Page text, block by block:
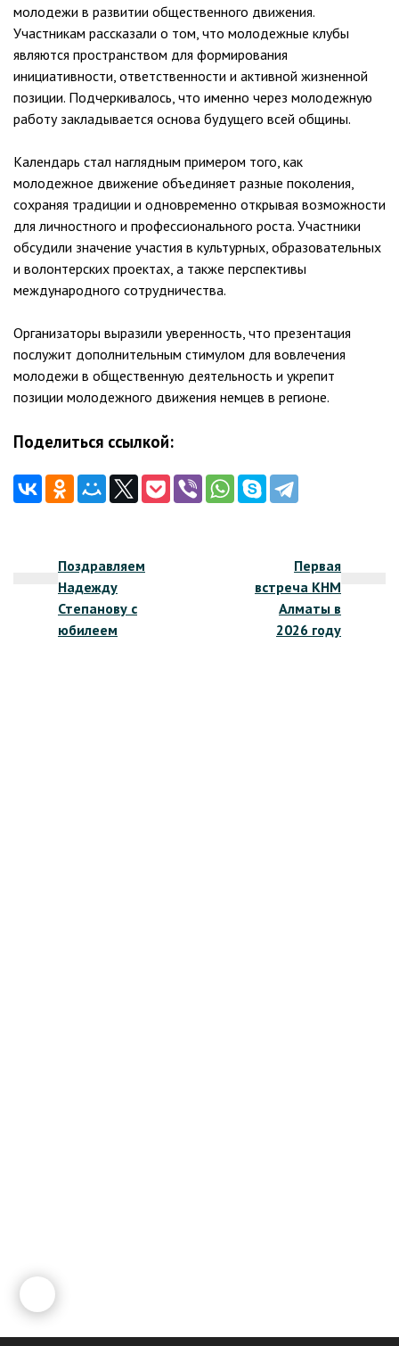
молодежи в развитии общественного движения.
Участникам рассказали о том, что молодежные клубы
являются пространством для формирования
инициативности, ответственности и активной жизненной
позиции. Подчеркивалось, что именно через молодежную
работу закладывается основа будущего всей общины.
Календарь стал наглядным примером того, как
молодежное движение объединяет разные поколения,
сохраняя традиции и одновременно открывая возможности
для личностного и профессионального роста. Участники
обсудили значение участия в культурных, образовательных
и волонтерских проектах, а также перспективы
международного сотрудничества.
Организаторы выразили уверенность, что презентация
послужит дополнительным стимулом для вовлечения
молодежи в общественную деятельность и укрепит
позиции молодежного движения немцев в регионе.
Поделиться ссылкой:
записям
Поздравляем
Надежду
Степанову с
юбилеем
Первая
встреча КНМ
Алматы в
2026 году